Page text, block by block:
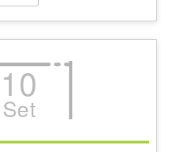
10
Set